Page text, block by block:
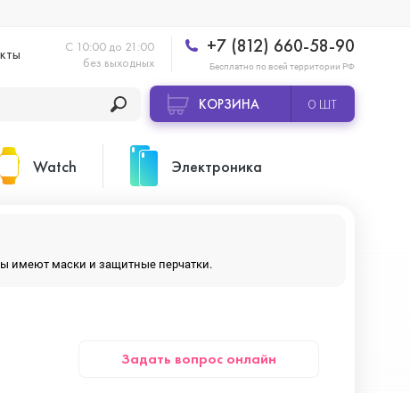
С 10:00 до 21:00
без выходных
+7 (812) 660-58-90
Бесплатно по всей территории РФ
КОРЗИНА 0 ШТ
Watch Электроника
имеют маски и защитные перчатки.
Задать вопрос онлайн